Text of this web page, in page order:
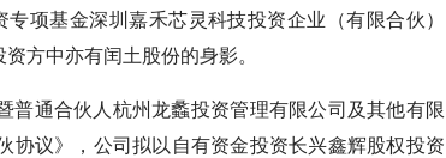
项基金深圳嘉禾芯灵科技投资企业（有限合伙）
方中亦有闰土股份的身影。
普通合伙人杭州龙蠡投资管理有限公司及其他有限
协议》，公司拟以自有资金投资长兴鑫辉股权投资